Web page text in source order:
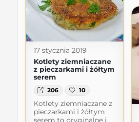
17 stycznia 2019
Kotlety ziemniaczane
z pieczarkami i żółtym
serem
206 10
Kotlety ziemniaczane z
pieczarkami i żółtym
serem to oryginalne i